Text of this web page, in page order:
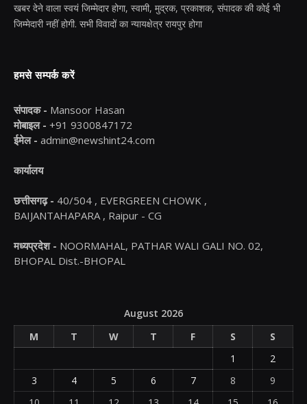
खबर देने वाला स्वयं जिम्मेदार होगा, स्वामी, मुद्रक, प्रकाशक, संपादक की कोई भी
जिम्मेदारी नहीं होगी. सभी विवादों का न्यायक्षेत्र रायपुर होगा
हमसे सम्पर्क करें
संपादक - Mansoor Hasan
मोबाइल - +91 9300847172
ईमेल - admin@newshint24.com
कार्यालय
छत्तीसगढ़ - 40/504 , EVERGREEN CHOWK ,
BAIJANTAHAPARA , Raipur - CG
मध्यप्रदेश - NOORMAHAL, PATHAR WALI GALI NO. 02,
BHOPAL Dist.-BHOPAL
August 2026
M
T W T F S
S
1
2
3
4 5 6 7 8
9